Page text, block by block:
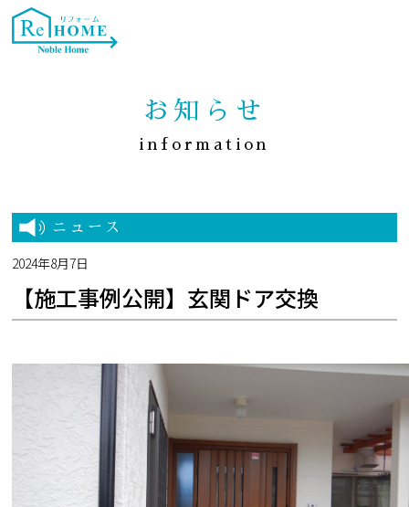
お知らせ
information
ニュース
2024年8月7日
【施工事例公開】玄関ドア交換